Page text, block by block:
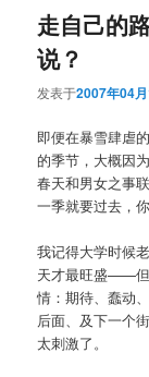
走自己的
说？
发表于2007年04
即便在暴雪肆虐
的季节，大概因
春天和男女之事
一季就要过去，
我记得大学时候
天才最旺盛——但
情：期待、蠢动
后面、及下一个
太刺激了。